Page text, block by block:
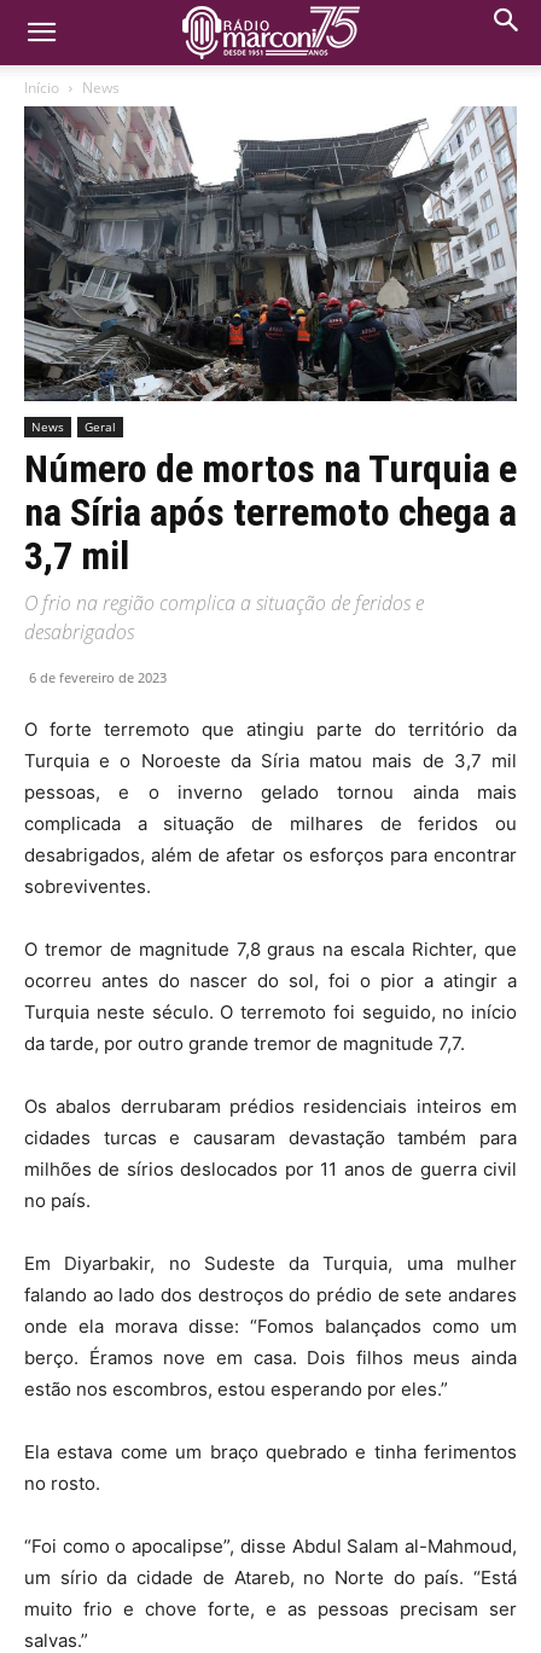
Início News
News Geral
Número de mortos na Turquia e
na Síria após terremoto chega a
3,7 mil
O frio na região complica a situação de feridos e
desabrigados
6 de fevereiro de 2023
O forte terremoto que atingiu parte do território da
Turquia e o Noroeste da Síria matou mais de 3,7 mil
pessoas, e o inverno gelado tornou ainda mais
complicada a situação de milhares de feridos ou
desabrigados, além de afetar os esforços para encontrar
sobreviventes.
O tremor de magnitude 7,8 graus na escala Richter, que
ocorreu antes do nascer do sol, foi o pior a atingir a
Turquia neste século. O terremoto foi seguido, no início
da tarde, por outro grande tremor de magnitude 7,7.
Os abalos derrubaram prédios residenciais inteiros em
cidades turcas e causaram devastação também para
milhões de sírios deslocados por 11 anos de guerra civil
no país.
Em Diyarbakir, no Sudeste da Turquia, uma mulher
falando ao lado dos destroços do prédio de sete andares
onde ela morava disse: “Fomos balançados como um
berço. Éramos nove em casa. Dois filhos meus ainda
estão nos escombros, estou esperando por eles.”
Ela estava come um braço quebrado e tinha ferimentos
no rosto.
“Foi como o apocalipse”, disse Abdul Salam al-Mahmoud,
um sírio da cidade de Atareb, no Norte do país. “Está
muito frio e chove forte, e as pessoas precisam ser
salvas.”